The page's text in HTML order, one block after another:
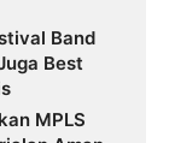
Band
Best
MPLS